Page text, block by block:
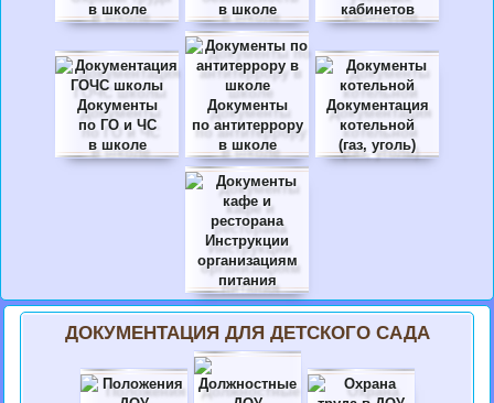
в школе
в школе
кабинетов
Документы
по ГО и ЧС
в школе
Документы
по антитеррору
в школе
Документация
котельной
(газ, уголь)
Инструкции
организациям
питания
ДОКУМЕНТАЦИЯ ДЛЯ ДЕТСКОГО САДА